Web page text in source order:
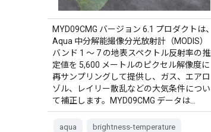
MYD09CMG バージョン 6.1 プロダクトは、
Aqua 中分解能撮像分光放射計（MODIS）
バンド 1 ～ 7 の地表スペクトル反射率の推
定値を 5,600 メートルのピクセル解像度に
再サンプリングして提供し、ガス、エアロ
ゾル、レイリー散乱などの大気条件につい
て補正します。MYD09CMG データは…
aqua brightness-temperature